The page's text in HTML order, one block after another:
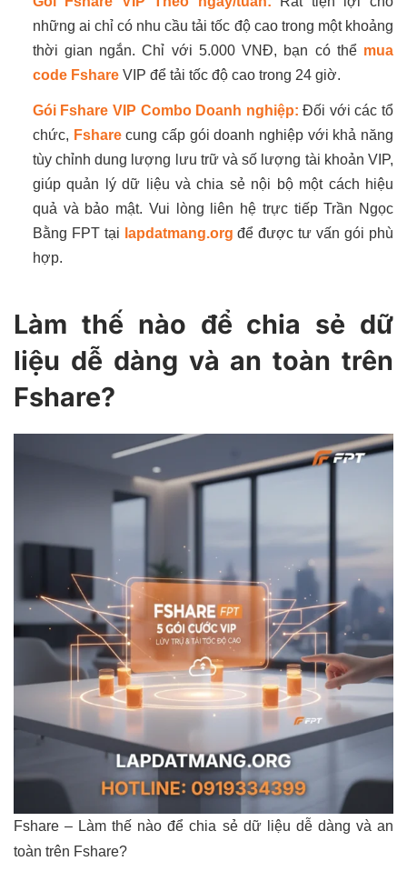
những ai chỉ có nhu cầu tải tốc độ cao trong một khoảng
thời gian ngắn. Chỉ với 5.000 VNĐ, bạn có thể mua
code FshareVIP để tải tốc độ cao trong 24 giờ.
Gói Fshare VIP Combo Doanh nghiệp: Đối với các tổ
chức, Fsharecung cấp gói doanh nghiệp với khả năng
tùy chỉnh dung lượng lưu trữ và số lượng tài khoản VIP,
giúp quản lý dữ liệu và chia sẻ nội bộ một cách hiệu
quả và bảo mật. Vui lòng liên hệ trực tiếp Trần Ngọc
Bằng FPT tại lapdatmang.org để được tư vấn gói phù
hợp.
Làm thế nào để chia sẻ dữ
liệu dễ dàng và an toàn trên
Fshare?
Fshare – Làm thế nào để chia sẻ dữ liệu dễ dàng và an
toàn trên Fshare?